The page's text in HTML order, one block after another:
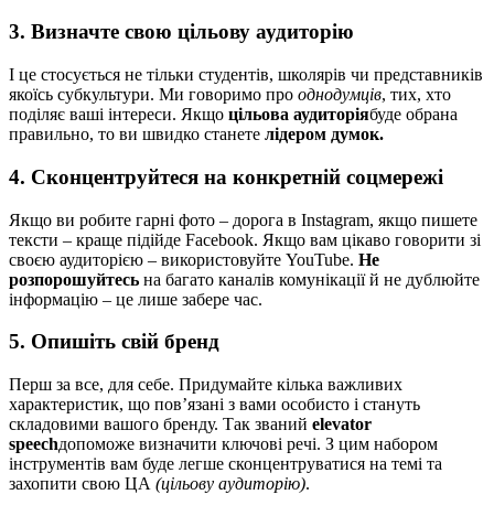
3. Визначте свою цільову аудиторію
І це стосується не тільки студентів, школярів чи представників
якоїсь субкультури. Ми говоримо про однодумців, тих, хто
поділяє ваші інтереси. Якщо цільова аудиторіябуде обрана
правильно, то ви швидко станете лідером думок.
4. Сконцентруйтеся на конкретній соцмережі
Якщо ви робите гарні фото – дорога в Іnstagram, якщо пишете
тексти – краще підійде Facebook. Якщо вам цікаво говорити зі
своєю аудиторією – використовуйте YouTube. Не
розпорошуйтесь на багато каналів комунікації й не дублюйте
інформацію – це лише забере час.
5. Опишіть свій бренд
Перш за все, для себе. Придумайте кілька важливих
характеристик, що пов’язані з вами особисто і стануть
складовими вашого бренду. Так званий elevator
speechдопоможе визначити ключові речі. З цим набором
інструментів вам буде легше сконцентруватися на темі та
захопити свою ЦА (цільову аудиторію).